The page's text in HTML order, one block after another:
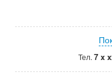
Тел. 7 x